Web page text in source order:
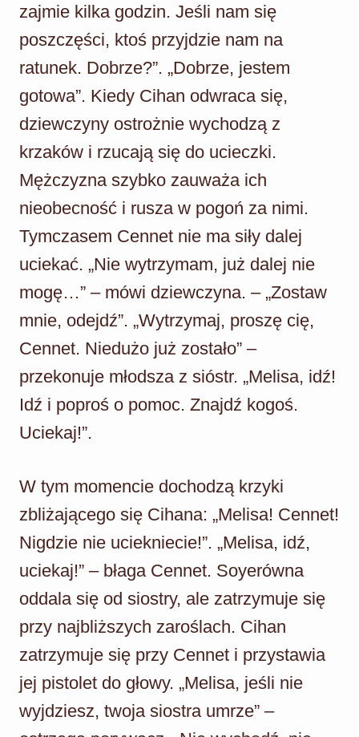
zajmie kilka godzin. Jeśli nam się
poszczęści, ktoś przyjdzie nam na
ratunek. Dobrze?”. „Dobrze, jestem
gotowa”. Kiedy Cihan odwraca się,
dziewczyny ostrożnie wychodzą z
krzaków i rzucają się do ucieczki.
Mężczyzna szybko zauważa ich
nieobecność i rusza w pogoń za nimi.
Tymczasem Cennet nie ma siły dalej
uciekać. „Nie wytrzymam, już dalej nie
mogę…” – mówi dziewczyna. – „Zostaw
mnie, odejdź”. „Wytrzymaj, proszę cię,
Cennet. Niedużo już zostało” –
przekonuje młodsza z sióstr. „Melisa, idź!
Idź i poproś o pomoc. Znajdź kogoś.
Uciekaj!”.
W tym momencie dochodzą krzyki
zbliżającego się Cihana: „Melisa! Cennet!
Nigdzie nie uciekniecie!”. „Melisa, idź,
uciekaj!” – błaga Cennet. Soyerówna
oddala się od siostry, ale zatrzymuje się
przy najbliższych zaroślach. Cihan
zatrzymuje się przy Cennet i przystawia
jej pistolet do głowy. „Melisa, jeśli nie
wyjdziesz, twoja siostra umrze” –